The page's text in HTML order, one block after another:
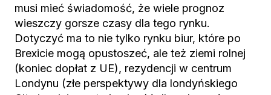
musi mieć świadomość, że wiele prognoz
wieszczy gorsze czasy dla tego rynku.
Dotyczyć ma to nie tylko rynku biur, które po
Brexicie mogą opustoszeć, ale też ziemi rolnej
(koniec dopłat z UE), rezydencji w centrum
Londynu (złe perspektywy dla londyńskiego